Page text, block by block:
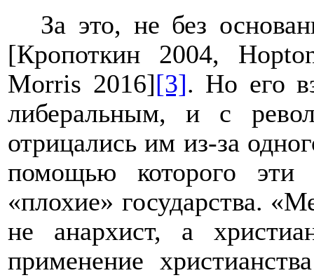
За это, не без
[Кропоткин 2004,
Morris 2016][3]. Но его
либеральным, и с
отрицались им из-за
помощью которого эти
«плохие» государства.
не анархист, а
применение